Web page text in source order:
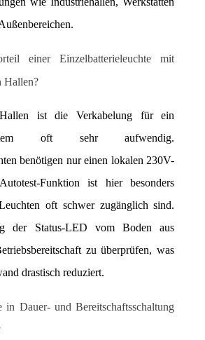
einer Einzelbatterieleuchte mit
Hallen?
ist die Verkabelung für ein
oft sehr aufwendig.
benötigen nur einen lokalen 230V-
Funktion ist hier besonders
oft schwer zugänglich sind.
der Status-LED vom Boden aus
zu überprüfen, was
drastisch reduziert.
Dauer- und Bereitschaftsschaltung